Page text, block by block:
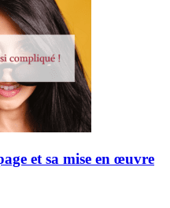
et sa mise en œuvre